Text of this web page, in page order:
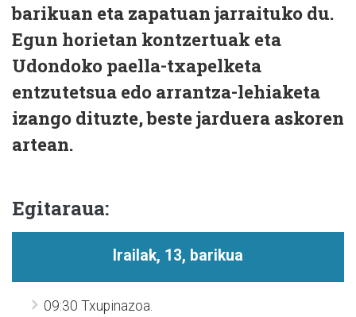
barikuan eta zapatuan jarraituko du.
Egun horietan kontzertuak eta
Udondoko paella-txapelketa
entzutetsua edo arrantza-lehiaketa
izango dituzte, beste jarduera askoren
artean.
Egitaraua:
Irailak, 13, barikua
09:30 Txupinazoa.